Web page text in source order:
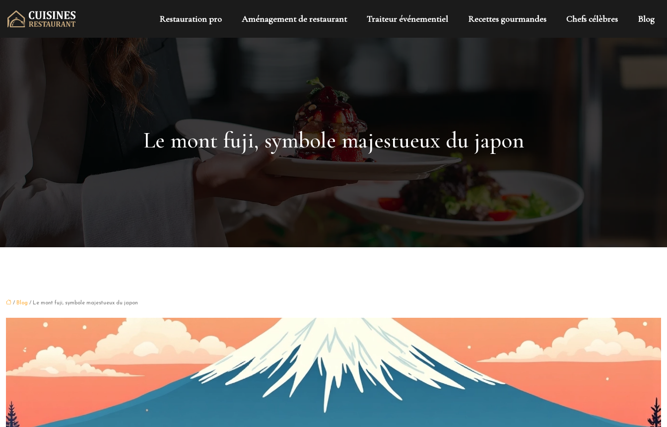
Restauration pro Aménagement de restaurant Traiteur événementiel Recettes gourmandes Chefs célèbres Blog
Le mont fuji, symbole majestueux du japon
/ Blog / Le mont fuji, symbole majestueux du japon